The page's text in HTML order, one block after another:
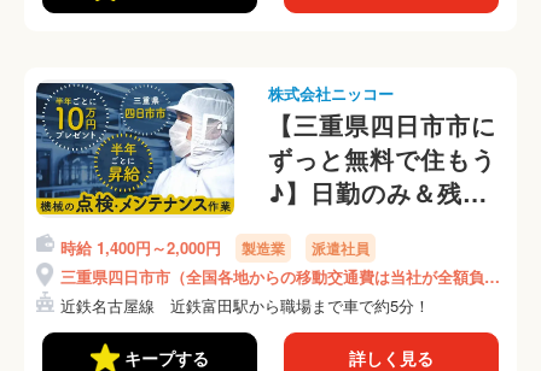
株式会社ニッコー
【三重県四日市市に
ずっと無料で住もう
♪】日勤のみ＆残業
少なめ★家具・家
電・Wi-Fi完備の寮
★機械の点検・メン
テナンス作業(82-
時給 1,400円～2,000円 製造業 派遣社員
三重県四日市市（全国各地からの移動交通費は当社が全額負
担）
近鉄名古屋線 近鉄富田駅から職場まで車で約5分！
キープする 詳しく見る